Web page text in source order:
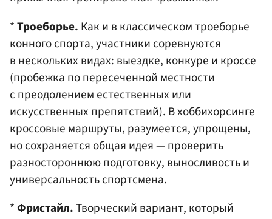
*Троеборье. Как и в классическом троеборье
конного спорта, участники соревнуются
в нескольких видах: выездке, конкуре и кроссе
(пробежка по пересеченной местности
с преодолением естественных или
искусственных препятствий). В хоббихорсинге
кроссовые маршруты, разумеется, упрощены,
но сохраняется общая идея — проверить
разностороннюю подготовку, выносливость и
универсальность спортсмена.
*Фристайл.Творческий вариант, который